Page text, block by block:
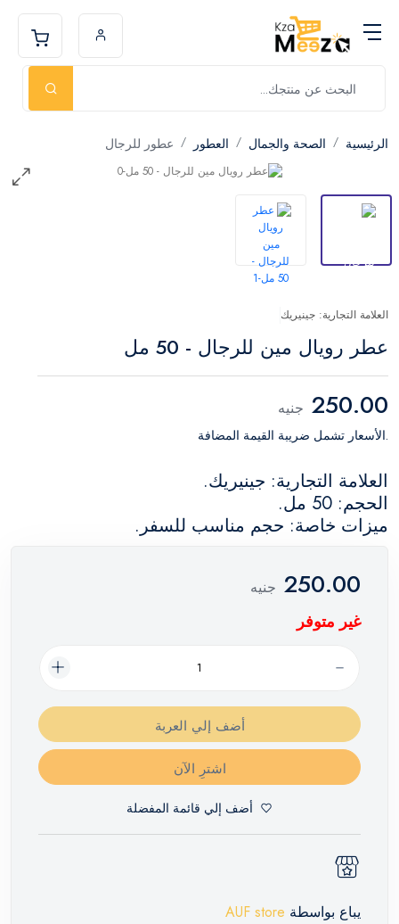
الرئيسية الصحة والجمال العطور عطور للرجال
العلامة التجارية: جينيريك
عطر رويال مين للرجال - 50 مل
250.00 جنيه
.الأسعار تشمل ضريبة القيمة المضافة
العلامة التجارية: جينيريك.
الحجم: 50 مل.
ميزات خاصة: حجم مناسب للسفر.
250.00 جنيه
غير متوفر
أضف إلي العربة
اشترِ الآن
أضف إلي قائمة المفضلة
يباع بواسطة AUF store